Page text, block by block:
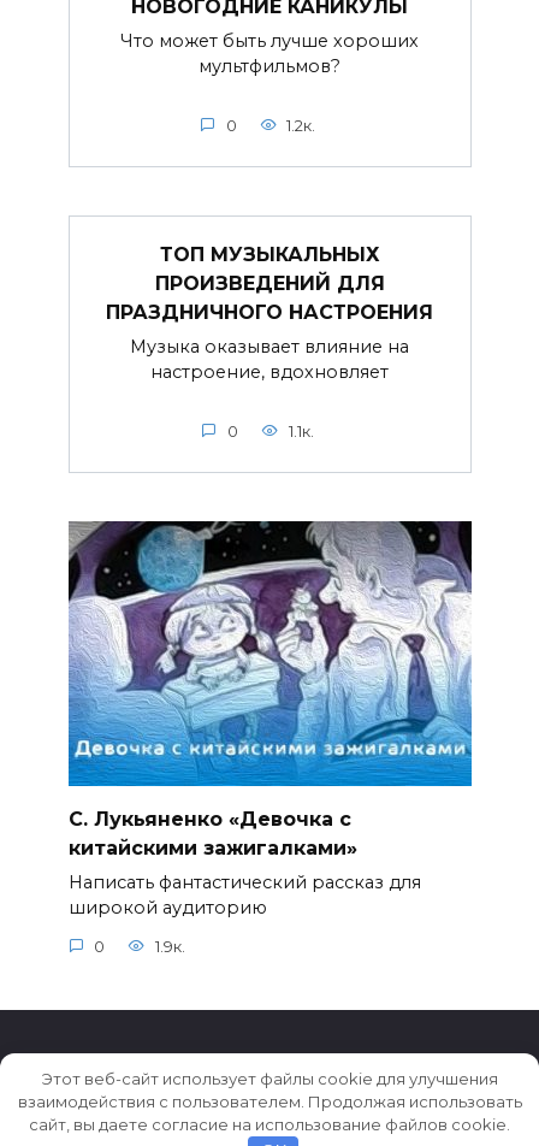
НОВОГОДНИЕ КАНИКУЛЫ
Что может быть лучше хороших
мультфильмов?
0 1.2к.
ТОП МУЗЫКАЛЬНЫХ
ПРОИЗВЕДЕНИЙ ДЛЯ
ПРАЗДНИЧНОГО НАСТРОЕНИЯ
Музыка оказывает влияние на
настроение, вдохновляет
0 1.1к.
С. Лукьяненко «Девочка с
китайскими зажигалками»
Написать фантастический рассказ для
широкой аудиторию
0 1.9к.
© 2026 Истории ★ Новости ★ Факты ★ Очерки
Этот веб-сайт использует файлы cookie для улучшения
взаимодействия с пользователем. Продолжая использовать
сайт, вы даете согласие на использование файлов cookie.